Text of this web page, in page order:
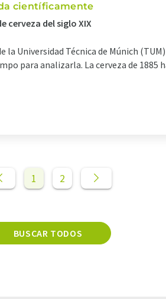
científicamente
cerveza del siglo XIX
la Universidad Técnica de Múnich
para analizarla. La cerveza de 1885
1 2
BUSCAR TODOS